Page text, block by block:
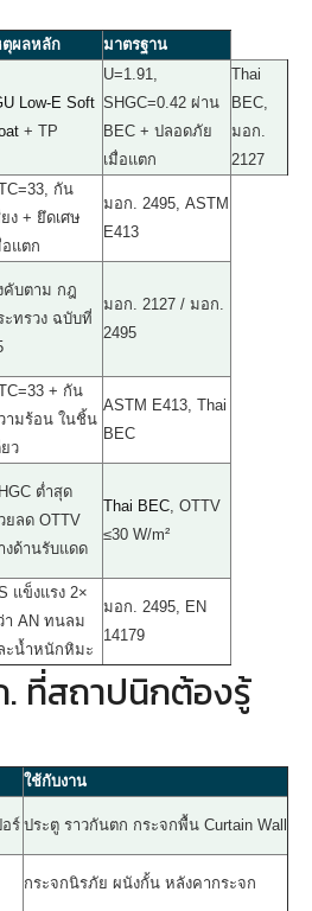
ตุผลหลัก มาตรฐาน
Low-E Soft
+ TP
U=1.91,
SHGC=0.42 ผ่าน
BEC + ปลอดภัย
เมื่อแตก
Thai
BEC,
มอก.
2127
กัน
ยง + ยึดเศษ
อแตก
มอก. 2495, ASTM
E413
คับตาม กฎ
ะทรวง ฉบับที่
มอก. 2127 / มอก.
2495
+ กัน
ามร้อน ในชิ้น
ยว
ASTM E413, Thai
BEC
ต่ำสุด
ยลด OTTV
งด้านรับแดด
Thai BEC, OTTV
≤30 W/m²
แข็งแรง 2×
า AN ทนลม
ะน้ำหนักหิมะ
มอก. 2495, EN
14179
ที่สถาปนิกต้องรู้
ใช้กับงาน
ร์ ประตู ราวกันตก กระจกพื้น Curtain Wall
กระจกนิรภัย ผนังกั้น หลังคากระจก